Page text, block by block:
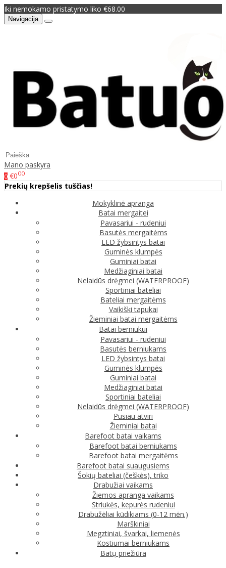
Iki nemokamo pristatymo liko €68.00
Navigacija
Mano paskyra
0 €000
Prekių krepšelis tuščias!
Mokyklinė apranga
Batai mergaitei
Pavasariui - rudeniui
Basutės mergaitėms
LED žybsintys batai
Guminės klumpės
Guminiai batai
Medžiaginiai batai
Nelaidūs drėgmei (WATERPROOF)
Sportiniai bateliai
Bateliai mergaitėms
Vaikiški tapukai
Žieminiai batai mergaitėms
Batai berniukui
Pavasariui - rudeniui
Basutės berniukams
LED žybsintys batai
Guminės klumpės
Guminiai batai
Medžiaginiai batai
Sportiniai bateliai
Nelaidūs drėgmei (WATERPROOF)
Pusiau atviri
Žieminiai batai
Barefoot batai vaikams
Barefoot batai berniukams
Barefoot batai mergaitėms
Barefoot batai suaugusiems
Šokių bateliai (češkės), triko
Drabužiai vaikams
Žiemos apranga vaikams
Striukės, kepurės rudeniui
Drabužėliai kūdikiams (0-12 mėn.)
Marškiniai
Megztiniai, švarkai, liemenės
Kostiumai berniukams
Batų priežiūra